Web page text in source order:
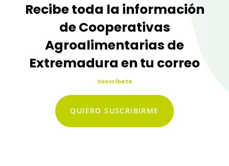
Recibe toda la información
de Cooperativas
Agroalimentarias de
Extremadura en tu correo
Suscríbete
QUIERO SUSCRIBIRME